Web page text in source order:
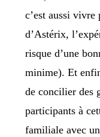
c’est aussi vivre
d’Astérix,
risque d’une
minime). Et
de concilier des
participants à
familiale avec